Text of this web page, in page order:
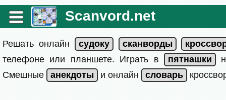
Scanvord.net
Решать онлайн
телефоне или планшете. Играть в
Смешные
и онлайн